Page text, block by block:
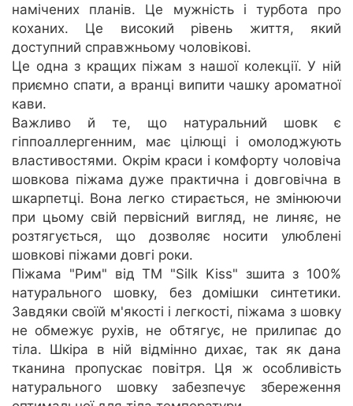
намічених планів. Це мужність і турбота про
коханих. Це високий рівень життя, який
доступний справжньому чоловікові.
Це одна з кращих піжам з нашої колекції. У ній
приємно спати, а вранці випити чашку ароматної
кави.
Важливо й те, що натуральний шовк є
гіппоаллергенним, має цілющі і омолоджують
властивостями. Окрім краси і комфорту чоловіча
шовкова піжама дуже практична і довговічна в
шкарпетці. Вона легко стирається, не змінюючи
при цьому свій первісний вигляд, не линяє, не
розтягується, що дозволяє носити улюблені
шовкові піжами довгі роки.
Піжама "Рим" від TM "Silk Kiss" зшита з 100%
натурального шовку, без домішки синтетики.
Завдяки своїй м'якості і легкості, піжама з шовку
не обмежує рухів, не обтягує, не прилипає до
тіла. Шкіра в ній відмінно дихає, так як дана
тканина пропускає повітря. Ця ж особливість
натурального шовку забезпечує збереження